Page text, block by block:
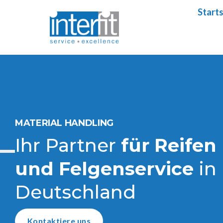
MATERIAL HANDLING
Ihr Partner für Reifen
und Felgenservice in
Deutschland
Kontaktiere uns